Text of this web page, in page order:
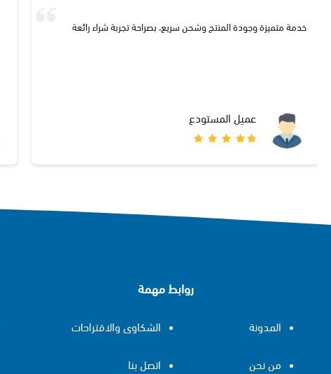
يحي الحريص
روابط مهمة
المدونة
من نحن
الشكاوى والاقتراحات
اتصل بنا